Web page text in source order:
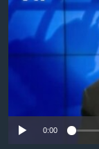
Learning English
Языки
No
0:00